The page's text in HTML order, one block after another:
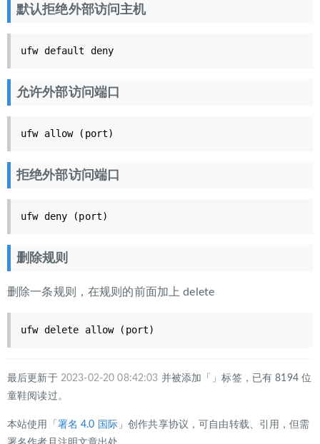
默认拒绝外部访问主机
ufw default deny
允许外部访问端口
ufw allow (port)
拒绝外部访问端口
ufw deny (port)
删除规则
删除一条规则，在规则的前面加上 delete
ufw delete allow (port)
最后更新于 2023-02-20 08:42:03 并被添加「」标签，已有 8194 位
童鞋阅读过。
本站使用「 署名 4.0 国际」创作共享协议，可自由转载、引用，但需